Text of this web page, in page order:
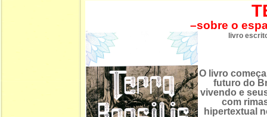
–sobre o
livro
O livro
futuro do
vivendo e
com
hipertextual